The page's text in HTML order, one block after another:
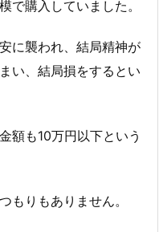
で購入していました。
に襲われ、結局精神が
い、結局損をするとい
額も10万円以下という
もりもありません。